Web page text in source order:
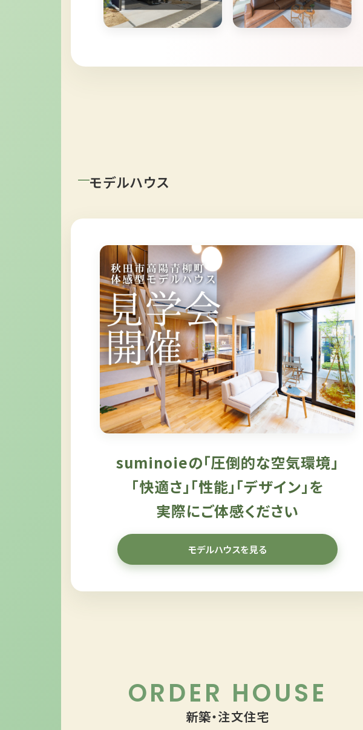
モデルハウス
suminoieの「圧倒的な空気環境」
「快適さ」「性能」「デザイン」を
実際にご体感ください
モデルハウスを見る
ORDER HOUSE
新築・注文住宅